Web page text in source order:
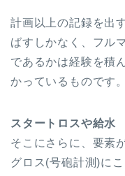
計画以上の記録を出
ばすしかなく、フル
であるかは経験を積
かっているものです。
スタートロスや給水
そこにさらに、要素
グロス(号砲計測)に